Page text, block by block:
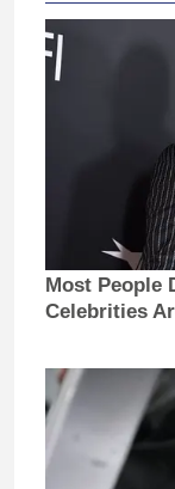
Most People
Celebrities